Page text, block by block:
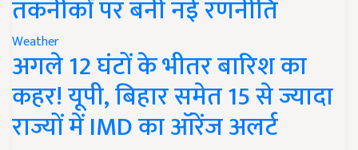
तकनीकों पर बनी नई रणनीति
Weather
अगले 12 घंटों के भीतर बारिश का
कहर! यूपी, बिहार समेत 15 से ज्यादा
राज्यों में IMD का ऑरेंज अलर्ट